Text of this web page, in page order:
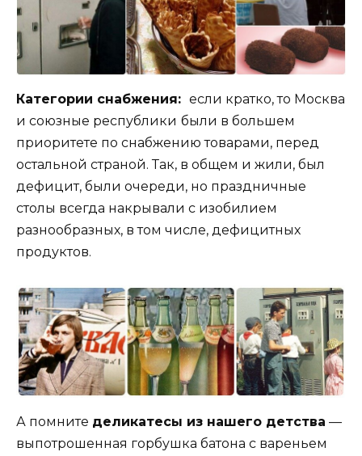
Категории снабжения: если кратко, то Москва
и союзные республики были в большем
приоритете по снабжению товарами, перед
остальной страной. Так, в общем и жили, был
дефицит, были очереди, но праздничные
столы всегда накрывали с изобилием
разнообразных, в том числе, дефицитных
продуктов.
А помните деликатесы из нашего детства —
выпотрошенная горбушка батона с вареньем